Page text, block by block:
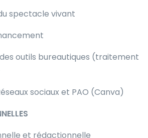
spectacle vivant
outils bureautiques (traitement
sociaux et PAO (Canva)
et rédactionnelle